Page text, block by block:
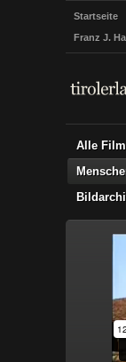
Startseite
Franz J.
Alle